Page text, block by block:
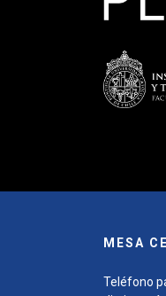
MESA
Teléfono